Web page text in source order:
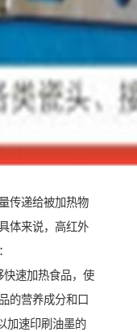
传递给被加热物
体来说，高红外
快速加热食品，使
的营养成分和口
加速印刷油墨的